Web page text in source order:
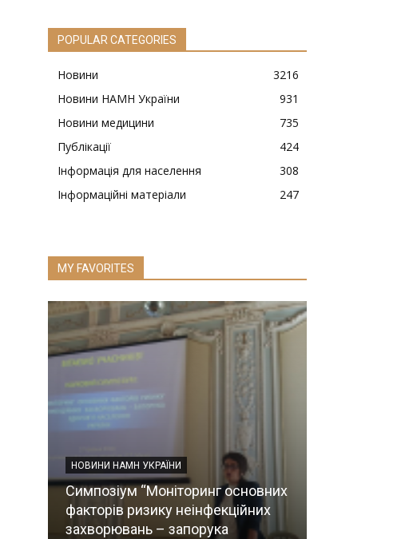
POPULAR CATEGORIES
Новини
3216
Новини НАМН України
931
Новини медицини
735
Публікації
424
Інформація для населення
308
Інформаційні матеріали
247
MY FAVORITES
НОВИНИ НАМН УКРАЇНИ
Симпозіум “Моніторинг основних
факторів ризику неінфекційних
захворювань – запорука